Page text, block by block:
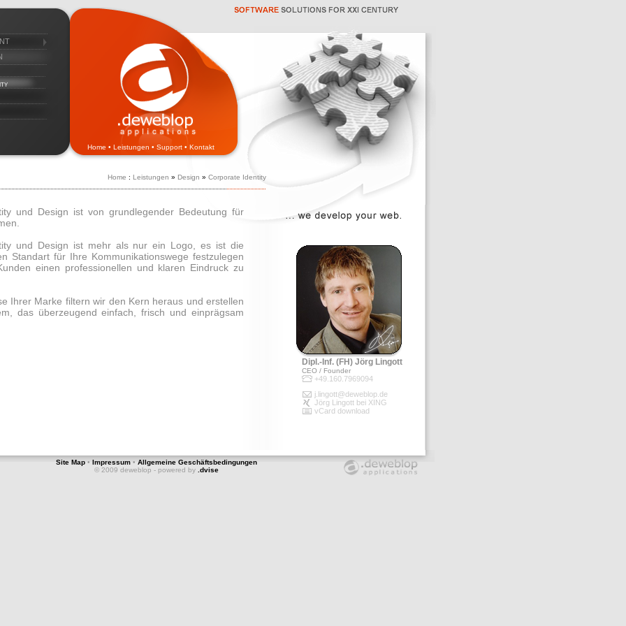
Home • Leistungen • Support • Kontakt
Home : Leistungen » Design » Corporate Identity
und Design ist von grundlegender Bedeutung für
und Design ist mehr als nur ein Logo, es ist die
Standart für Ihre Kommunikationswege festzulegen
einen professionellen und klaren Eindruck zu
Ihrer Marke filtern wir den Kern heraus und erstellen
das überzeugend einfach, frisch und einprägsam
Dipl.-Inf. (FH) Jörg Lingott
CEO / Founder
+49.160.7969094
j.lingott@deweblop.de
Jörg Lingott bei XING
vCard download
Site Map • Impressum • Allgemeine Geschäftsbedingungen
© 2009 deweblop - powered by .dvise